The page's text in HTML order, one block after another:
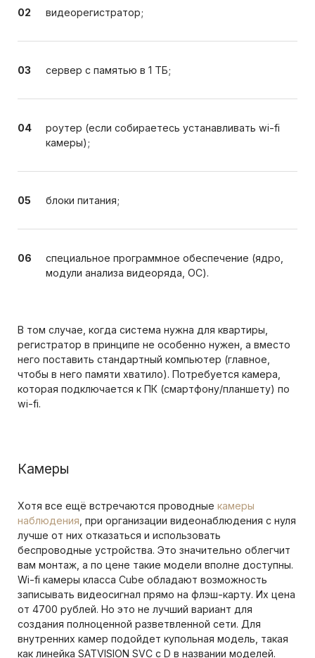
видеорегистратор;
сервер с памятью в 1 ТБ;
роутер (если собираетесь устанавливать wi-fi
камеры);
блоки питания;
специальное программное обеспечение (ядро,
модули анализа видеоряда, ОС).
В том случае, когда система нужна для квартиры,
регистратор в принципе не особенно нужен, а вместо
него поставить стандартный компьютер (главное,
чтобы в него памяти хватило). Потребуется камера,
которая подключается к ПК (смартфону/планшету) по
wi-fi.
Камеры
Хотя все ещё встречаются проводные камеры
наблюдения , при организации видеонаблюдения с нуля
лучше от них отказаться и использовать
беспроводные устройства. Это значительно облегчит
вам монтаж, а по цене такие модели вполне доступны.
Wi-fi камеры класса Cube обладают возможность
записывать видеосигнал прямо на флэш-карту. Их цена
от 4700 рублей. Но это не лучший вариант для
создания полноценной разветвленной сети. Для
внутренних камер подойдет купольная модель, такая
как линейка SATVISION SVC с D в названии моделей.